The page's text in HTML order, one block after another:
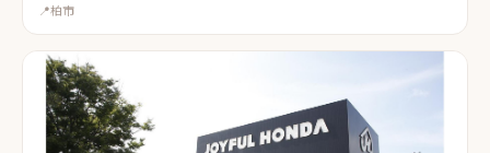
📍柏市